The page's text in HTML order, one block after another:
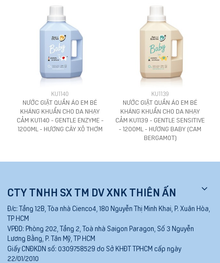
KU1140
NƯỚC GIẶT QUẦN ÁO EM BÉ
KHÁNG KHUẨN CHO DA NHẠY
CẢM KU1140 - GENTLE ENZYME -
1200ML - HƯƠNG CÂY XÔ THƠM
KU1139
NƯỚC GIẶT QUẦN ÁO EM BÉ
KHÁNG KHUẨN CHO DA NHẠY
CẢM KU1139 - GENTLE SENSITIVE
- 1200ML - HƯƠNG BABY (CAM
BERGAMOT)
CTY TNHH SX TM DV XNK THIÊN ẤN
Đ/c:Tầng 12B, Tòa nhà Cienco4, 180 Nguyễn Thị Minh Khai, P. Xuân Hòa,
TP HCM
VPĐD: Phòng 202, Tầng 2, Toà nhà Saigon Paragon, Số 3 Nguyễn
Lương Bằng, P. Tân Mỹ, TP HCM
Giấy CNĐKDN số: 0309758529 do Sở KHĐT TPHCM cấp ngày
22/01/2010